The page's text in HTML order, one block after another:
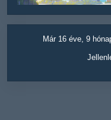
Már 16 éve, 9